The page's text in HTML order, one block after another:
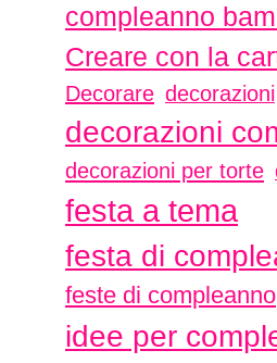
compleanno
Creare con la
Decorare decorazioni
decorazioni
decorazioni per torte
festa a tema
festa di
feste di compleanno
idee per